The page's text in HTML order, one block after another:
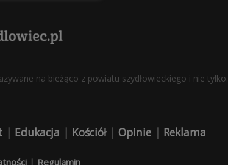
na bieżąco z powiatu szydłowieckiego i nie tylko.
| Edukacja | Kościół| Opinie | Reklama
| Regulamin